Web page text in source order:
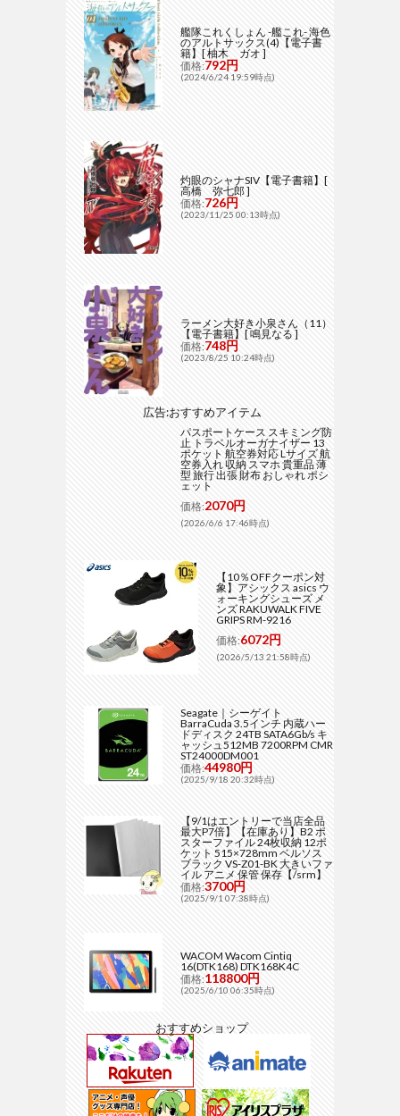
艦隊これくしょん -艦これ- 海色
のアルトサックス(4)【電子書
籍】[ 柚木 ガオ ]
価格:792円
(2024/6/24 19:59時点)
灼眼のシャナSIV【電子書籍】[
高橋 弥七郎 ]
価格:726円
(2023/11/25 00:13時点)
ラーメン大好き小泉さん（11）
【電子書籍】[ 鳴見なる ]
価格:748円
(2023/8/25 10:24時点)
広告:おすすめアイテム
パスポートケース スキミング防
止 トラベルオーガナイザー 13
ポケット 航空券対応 Lサイズ 航
空券入れ 収納 スマホ 貴重品 薄
型 旅行 出張 財布 おしゃれ ポシ
ェット
価格:2070円
(2026/6/6 17:46時点)
【10％OFFクーポン対
象】アシックス asics ウ
ォーキングシューズ メ
ンズ RAKUWALK FIVE
GRIPS RM-9216
価格:6072円
(2026/5/13 21:58時点)
Seagate｜シーゲイト
BarraCuda 3.5インチ 内蔵ハー
ドディスク 24TB SATA6Gb/s キ
ャッシュ512MB 7200RPM CMR
ST24000DM001
価格:44980円
(2025/9/18 20:32時点)
【9/1はエントリーで当店全品
最大P7倍】【在庫あり】B2 ポ
スターファイル 24枚収納 12ポ
ケット 515×728mm ベルソス
ブラック VS-Z01-BK 大きいファ
イル アニメ 保管 保存【/srm】
価格:3700円
(2025/9/1 07:38時点)
WACOM Wacom Cintiq
16(DTK168) DTK168K4C
価格:118800円
(2025/6/10 06:35時点)
おすすめショップ